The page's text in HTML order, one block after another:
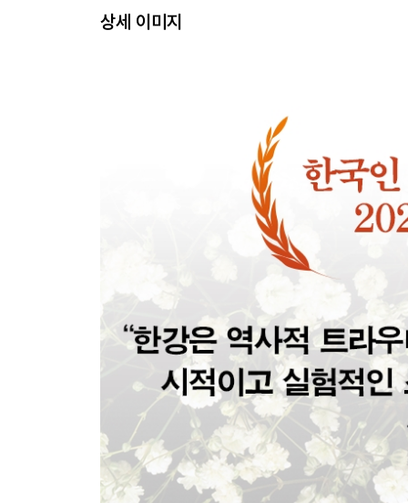
상세 이미지